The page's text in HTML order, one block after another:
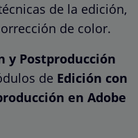
de la edición,
de color.
y Postproducción
de Edición con
en Adobe